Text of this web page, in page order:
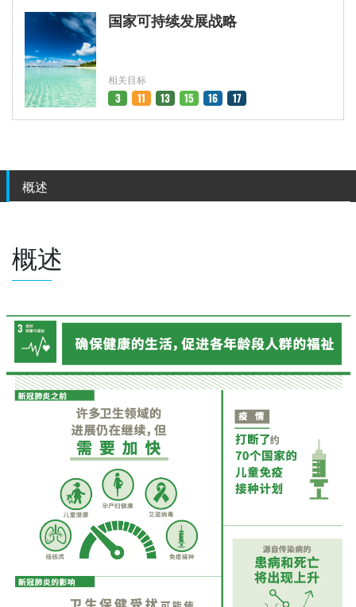
国家可持续发展战略
相关目标
3 11 13 15 16 17
概述
概述